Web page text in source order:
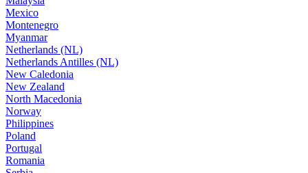
Mexico
Montenegro
Myanmar
Netherlands (NL)
Netherlands Antilles (NL)
New Caledonia
New Zealand
North Macedonia
Norway
Philippines
Poland
Portugal
Romania